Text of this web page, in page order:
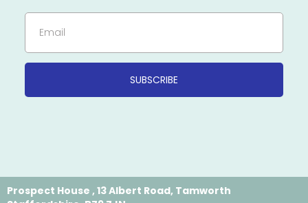
Email
SUBSCRIBE
Prospect House , 13 Albert Road, Tamworth